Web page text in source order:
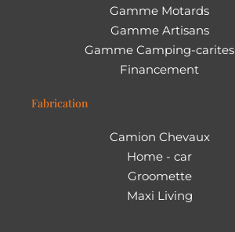
Gamme Motards
Gamme Artisans
Gamme Camping-carites
Financement
Fabrication
Camion Chevaux
Home - car
Groomette
Maxi Living